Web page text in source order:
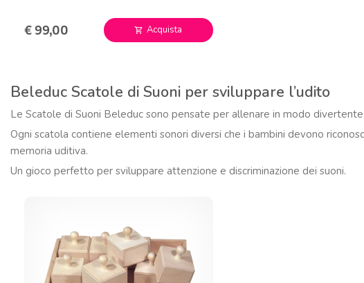
€ 99,00 shopping_cart Acquista
Beleduc Scatole di Suoni per sviluppare l’udito
Le Scatole di Suoni Beleduc sono pensate per allenare in modo divertente
Ogni scatola contiene elementi sonori diversi che i bambini devono
memoria uditiva.
Un gioco perfetto per sviluppare attenzione e discriminazione dei suoni.